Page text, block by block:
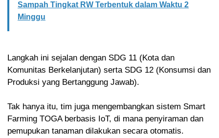
Sampah Tingkat RW Terbentuk dalam Waktu 2
Minggu
Langkah ini sejalan dengan SDG 11 (Kota dan
Komunitas Berkelanjutan) serta SDG 12 (Konsumsi dan
Produksi yang Bertanggung Jawab).
Tak hanya itu, tim juga mengembangkan sistem Smart
Farming TOGA berbasis IoT, di mana penyiraman dan
pemupukan tanaman dilakukan secara otomatis.